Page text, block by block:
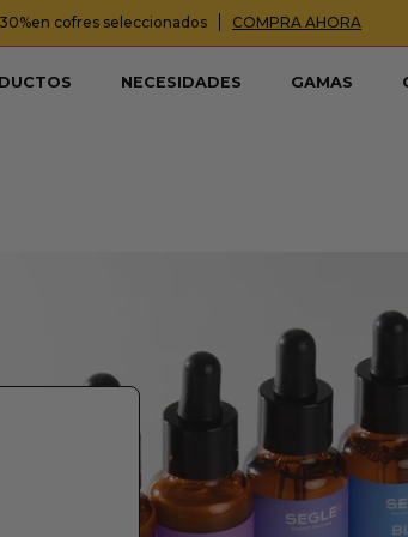
30%en cofres seleccionados COMPRA AHORA
NECESIDADES GAMAS